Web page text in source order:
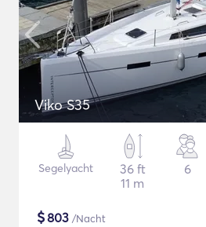
Viko S35
Segelyacht
36 ft
11 m
6
$803 /Nacht